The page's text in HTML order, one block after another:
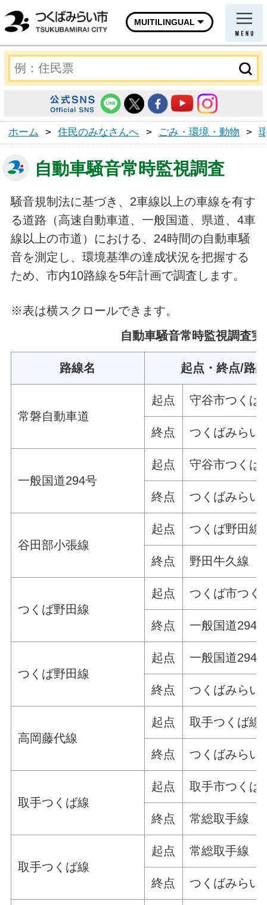
MUITILINGUAL
ホーム > 住民のみなさんへ > ごみ・環境・動物 >
自動車騒音常時監視調査
騒音規制法に基づき、2車線以上の車線を有す
る道路（高速自動車道、一般国道、県道、4車
線以上の市道）における、24時間の自動車騒
音を測定し、環境基準の達成状況を把握する
ため、市内10路線を5年計画で調査します。
※表は横スクロールできます。
自動車騒音常時監視調査実
路線名 起点・終点/路
常磐自動車道
起点 守谷市つくば
終点 つくばみらい
一般国道294号
起点 守谷市つくば
終点 つくばみらい
谷田部小張線
起点 つくば野田線
終点 野田牛久線
つくば野田線
起点 つくば市つく
終点 一般国道294
つくば野田線
起点 一般国道294
終点 つくばみらい
高岡藤代線
起点 取手つくば線
終点 つくばみらい
取手つくば線
起点 取手市つくば
終点 常総取手線
取手つくば線
起点 常総取手線
終点 つくばみらい